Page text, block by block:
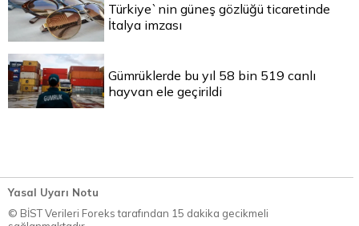
Türkiye`nin güneş gözlüğü ticaretinde
İtalya imzası
Gümrüklerde bu yıl 58 bin 519 canlı
hayvan ele geçirildi
Yasal Uyarı Notu
© BİST Verileri Foreks tarafından 15 dakika gecikmeli